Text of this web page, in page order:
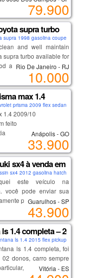
engate, ponteira,
tubarão, controle
rádio no volante
piloto automático,
airbag laterais,
cortina, sistema isofix
de bebe, banco
engate, cluster
giros, velocímetro e
com nível de
e computador de bordo,
conexão usb e
de couro, banco do
volante com ajuste de
vidros elétricos e
carro de mulher –olhou
r$118.000,00. tel: (21)
/ (21) 98755-5676
multimídia,
procedência e
venha conferir!
79.900
supra turbo
supra 1998 gasolina coupe
and well maintain
supra turbo available for
and perfect condition,
no accidents and it
mileage, to get more
pictures on my 1998
email me on
).
Rio De Janeiro - RJ
10.000
max 1.4
prisma 2009 flex sedan
1.4 2009/10
feito
Anápolis - GO
33.900
sx4 à venda em
sx4 2012 gasolina hatch
este veículo na
você pode enviar sua
pelo anúncio.
está o link:
br/car-
suzuki-sx4
Guarulhos - SP
43.900
1.4 completa – 2015
ls 1.4 2015 flex pickup
ls 1.4 completa, foi
donos, carro sempre
nunca foi de
Vitória - ES